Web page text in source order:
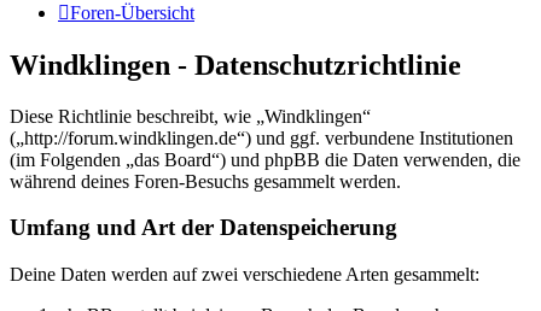
Foren-Übersicht
Windklingen - Datenschutzrichtlinie
Diese Richtlinie beschreibt, wie „Windklingen“
(„http://forum.windklingen.de“) und ggf. verbundene Institutionen
(im Folgenden „das Board“) und phpBB die Daten verwenden, die
während deines Foren-Besuchs gesammelt werden.
Umfang und Art der Datenspeicherung
Deine Daten werden auf zwei verschiedene Arten gesammelt: